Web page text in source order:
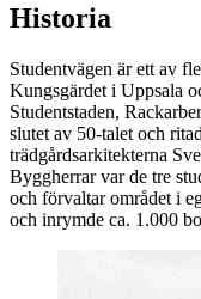
Historia
Studentvägen är ett av
Kungsgärdet i Uppsala
Studentstaden,
slutet av 50-talet och
trädgårdsarkitekterna
Byggherrar var de tre
och förvaltar området i
och inrymde ca. 1.000